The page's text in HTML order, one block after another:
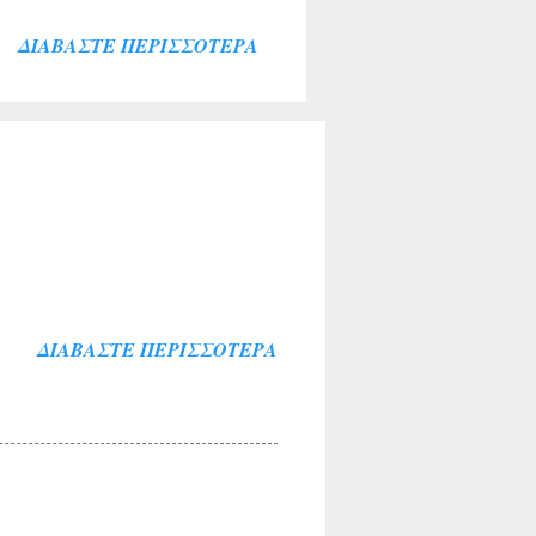
Αρβελέρ η οποία
για το σκοπό αυτό. Ήταν
ευλογία η παρουσία του
ΔΙΑΒΆΣΤΕ ΠΕΡΙΣΣΌΤΕΡΑ
ΔΙΑΒΆΣΤΕ ΠΕΡΙΣΣΌΤΕΡΑ